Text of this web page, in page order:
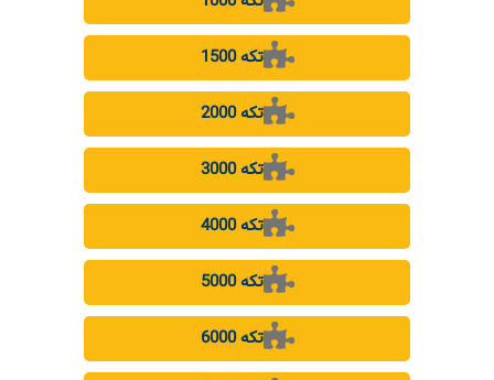
1500 تکه
2000 تکه
3000 تکه
4000 تکه
5000 تکه
6000 تکه